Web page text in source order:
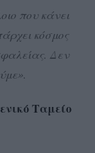
που κάνει
κόσμος
Δεν
Ταμείο